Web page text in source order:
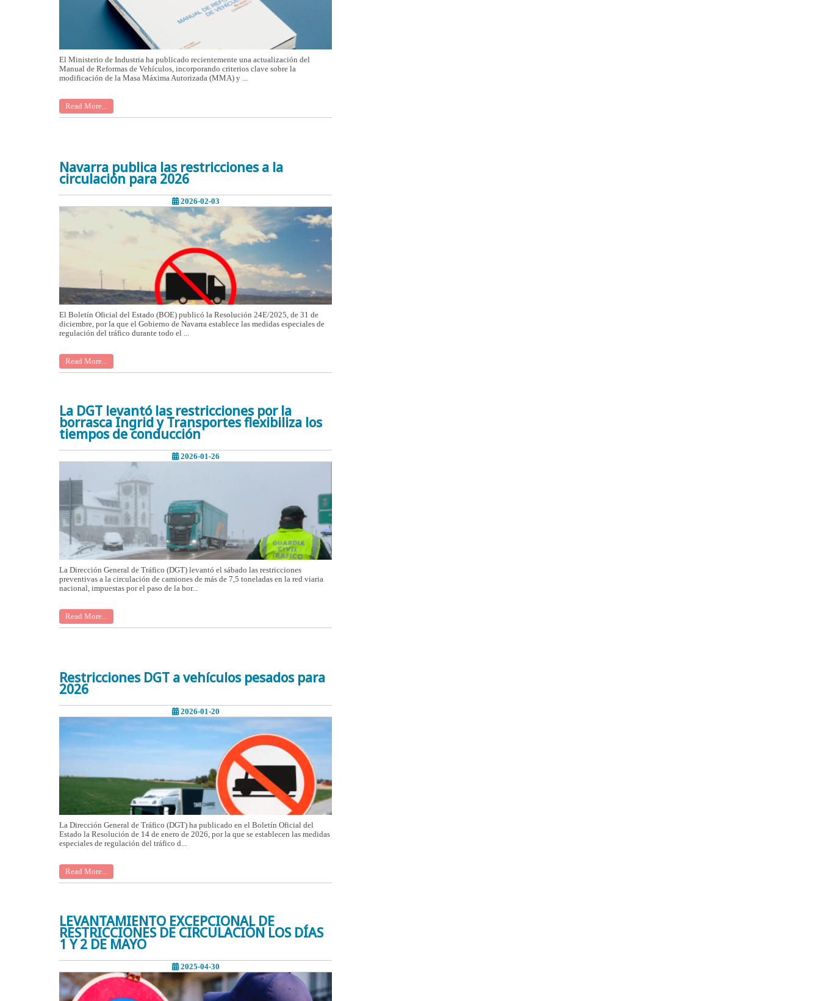
El Ministerio de Industria ha publicado recientemente una actualización del
Manual de Reformas de Vehículos, incorporando criterios clave sobre la
modificación de la Masa Máxima Autorizada (MMA) y ...
Read More...
Navarra publica las restricciones a la
circulación para 2026
2026-02-03
El Boletín Oficial del Estado (BOE) publicó la Resolución 24E/2025, de 31 de
diciembre, por la que el Gobierno de Navarra establece las medidas especiales de
regulación del tráfico durante todo el ...
Read More...
La DGT levantó las restricciones por la
borrasca Ingrid y Transportes flexibiliza los
tiempos de conducción
2026-01-26
La Dirección General de Tráfico (DGT) levantó el sábado las restricciones
preventivas a la circulación de camiones de más de 7,5 toneladas en la red viaria
nacional, impuestas por el paso de la bor...
Read More...
Restricciones DGT a vehículos pesados para
2026
2026-01-20
La Dirección General de Tráfico (DGT) ha publicado en el Boletín Oficial del
Estado la Resolución de 14 de enero de 2026, por la que se establecen las medidas
especiales de regulación del tráfico d...
Read More...
LEVANTAMIENTO EXCEPCIONAL DE
RESTRICCIONES DE CIRCULACIÓN LOS DÍAS
1 Y 2 DE MAYO
2025-04-30